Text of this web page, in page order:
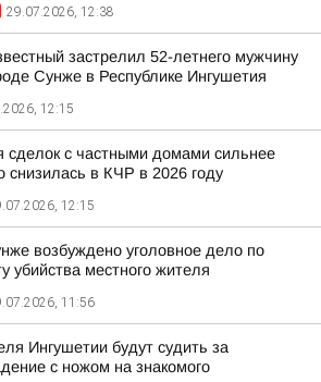
29.07.2026, 12:38
застрелил 52-летнего мужчину
Сунже в Республике Ингушетия
12:15
сделок с частными домами сильнее
снизилась в КЧР в 2026 году
12:15
возбуждено уголовное дело по
убийства местного жителя
11:56
Ингушетии будут судить за
с ножом на знакомого